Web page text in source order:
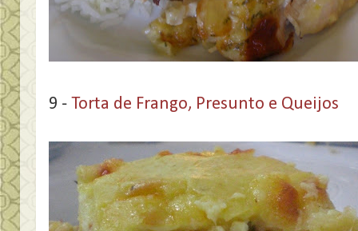
9 - Torta de Frango, Presunto e Queijos